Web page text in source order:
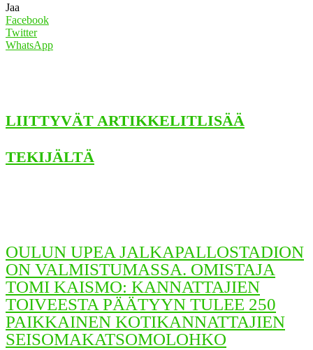
Jaa
Facebook
Twitter
WhatsApp
LIITTYVÄT ARTIKKELITLISÄÄ
TEKIJÄLTÄ
OULUN UPEA JALKAPALLOSTADION
ON VALMISTUMASSA. OMISTAJA
TOMI KAISMO: KANNATTAJIEN
TOIVEESTA PÄÄTYYN TULEE 250
PAIKKAINEN KOTIKANNATTAJIEN
SEISOMAKATSOMOLOHKO